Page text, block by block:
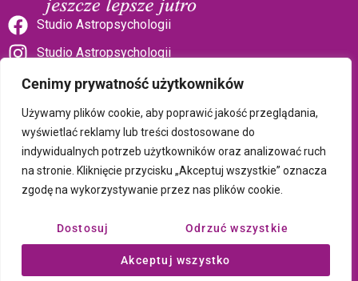
Cenimy prywatność użytkowników
Używamy plików cookie, aby poprawić jakość przeglądania,
wyświetlać reklamy lub treści dostosowane do
indywidualnych potrzeb użytkowników oraz analizować ruch
na stronie. Kliknięcie przycisku „Akceptuj wszystkie” oznacza
zgodę na wykorzystywanie przez nas plików cookie.
Dostosuj Odrzuć wszystkie
Akceptuj wszystko
Studio Astropsychologii
Studio Astropsychologii
Sklep Talizman
Polityka prywatności i plików cookie
Wszystkie treści umieszczone na tej stronie są chronione prawem